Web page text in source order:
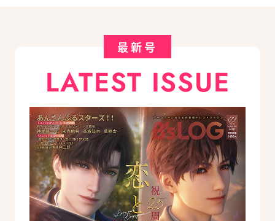
最新号
LATEST ISSUE